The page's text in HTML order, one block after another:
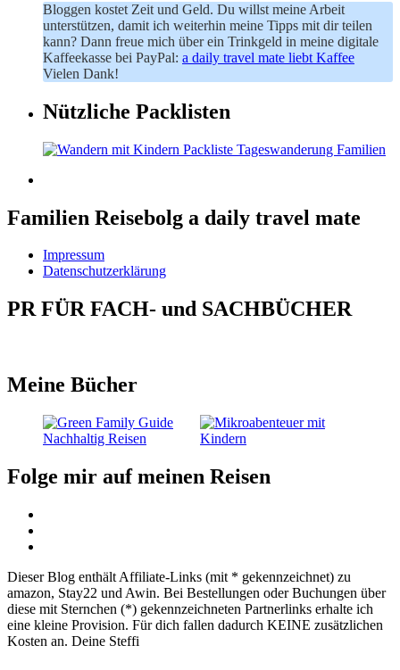
Bloggen kostet Zeit und Geld. Du willst meine Arbeit
unterstützen, damit ich weiterhin meine Tipps mit dir teilen
kann? Dann freue mich über ein Trinkgeld in meine digitale
Kaffeekasse bei PayPal: a daily travel mate liebt Kaffee
Vielen Dank!
Nützliche Packlisten
Familien Reisebolg a daily travel mate
Impressum
Datenschutzerklärung
PR FÜR FACH- und SACHBÜCHER
Meine Bücher
Folge mir auf meinen Reisen
Dieser Blog enthält Affiliate-Links (mit * gekennzeichnet) zu
amazon, Stay22 und Awin. Bei Bestellungen oder Buchungen über
diese mit Sternchen (*) gekennzeichneten Partnerlinks erhalte ich
eine kleine Provision. Für dich fallen dadurch KEINE zusätzlichen
Kosten an. Deine Steffi